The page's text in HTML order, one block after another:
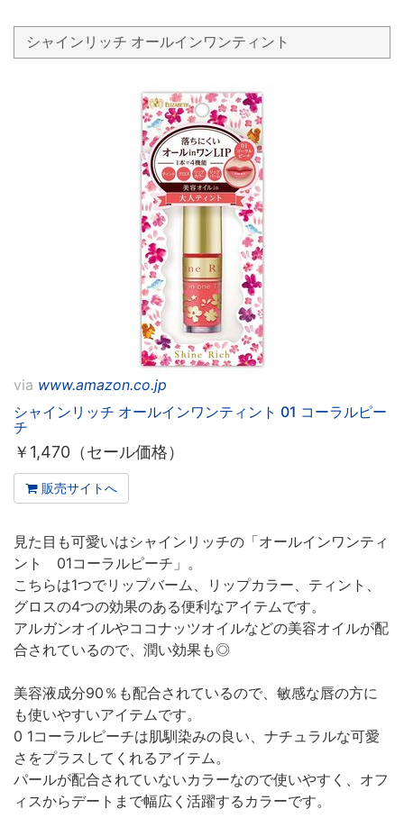
シャインリッチ オールインワンティント
via www.amazon.co.jp
シャインリッチ オールインワンティント 01 コーラルピー
チ
￥ 1,470（セール価格）
販売サイトへ
見た目も可愛いはシャインリッチの「オールインワンティ
ント 01コーラルピーチ」。
こちらは1つでリップバーム、リップカラー、ティント、
グロスの4つの効果のある便利なアイテムです。
アルガンオイルやココナッツオイルなどの美容オイルが配
合されているので、潤い効果も◎
美容液成分90％も配合されているので、敏感な唇の方に
も使いやすいアイテムです。
0 1コーラルピーチは肌馴染みの良い、ナチュラルな可愛
さをプラスしてくれるアイテム。
パールが配合されていないカラーなので使いやすく、オフ
ィスからデートまで幅広く活躍するカラーです。